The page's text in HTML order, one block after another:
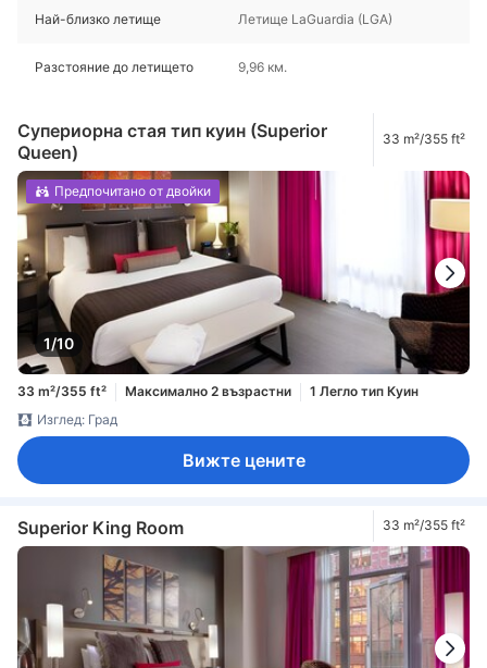
Най-близко летище Летище LaGuardia (LGA)
Разстояние до летището 9,96 км.
Супериорна стая тип куин (Superior
Queen)
33 m²/355 ft²
1/10
Предпочитано от двойки
33 m²/355 ft² Максимално 2 възрастни
1 Легло тип Куин
Изглед: Град
Вижте цените
Superior King Room 33 m²/355 ft²